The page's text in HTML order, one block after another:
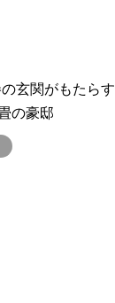
玄関がもたらす
の豪邸
～】